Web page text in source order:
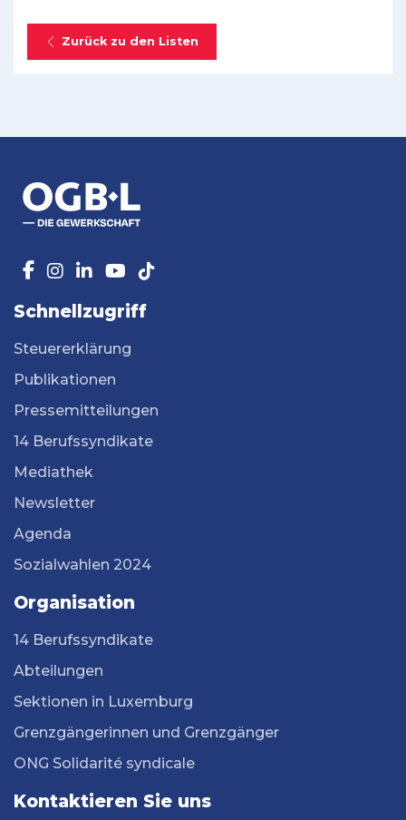
Zurück zu den Listen
Schnellzugriff
Steuererklärung
Publikationen
Pressemitteilungen
14 Berufssyndikate
Mediathek
Newsletter
Agenda
Sozialwahlen 2024
Organisation
14 Berufssyndikate
Abteilungen
Sektionen in Luxemburg
Grenzgängerinnen und Grenzgänger
ONG Solidarité syndicale
Kontaktieren Sie uns